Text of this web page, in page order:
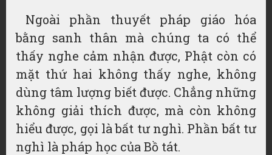
Ngoài phần thuyết pháp giáo hóa
bằng sanh thân mà chúng ta có thể
thấy nghe cảm nhận được, Phật còn có
mặt thứ hai không thấy nghe, không
dùng tâm lượng biết được. Chẳng những
không giải thích được, mà còn không
hiểu được, gọi là bất tư nghì. Phần bất tư
nghì là pháp học của Bồ tát.